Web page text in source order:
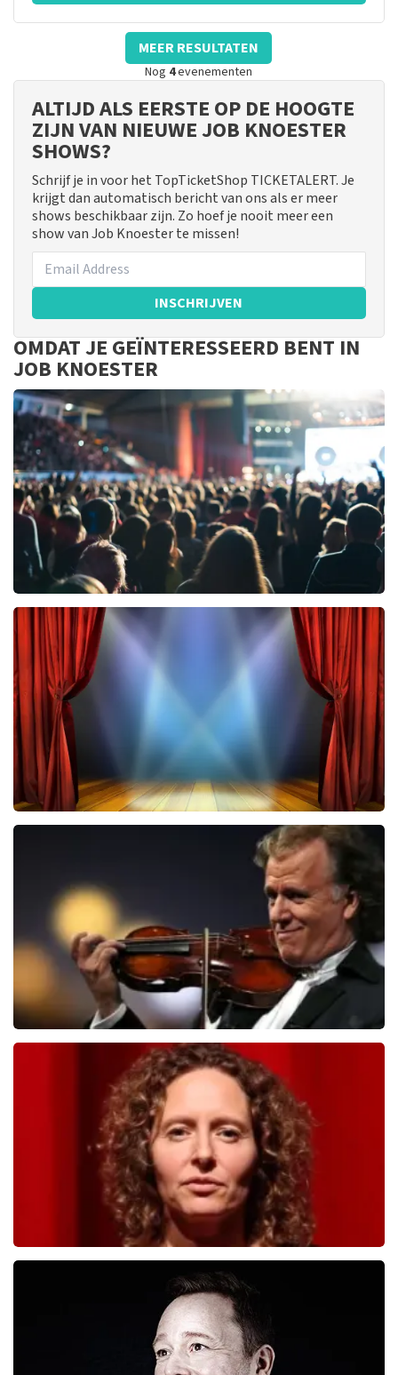
MEER RESULTATEN
Nog 4evenementen
ALTIJD ALS EERSTE OP DE HOOGTE
ZIJN VAN NIEUWE JOB KNOESTER
SHOWS?
Schrijf je in voor het TopTicketShop TICKETALERT. Je
krijgt dan automatisch bericht van ons als er meer
shows beschikbaar zijn. Zo hoef je nooit meer een
show van Job Knoester te missen!
INSCHRIJVEN
OMDAT JE GEÏNTERESSEERD BENT IN
JOB KNOESTER
Veldheren Historisch
reviews
BEKIJKEN
BEKIJKEN
Andre Rieu
5618+reviews
BEKIJKEN
Esther van der Voort
reviews